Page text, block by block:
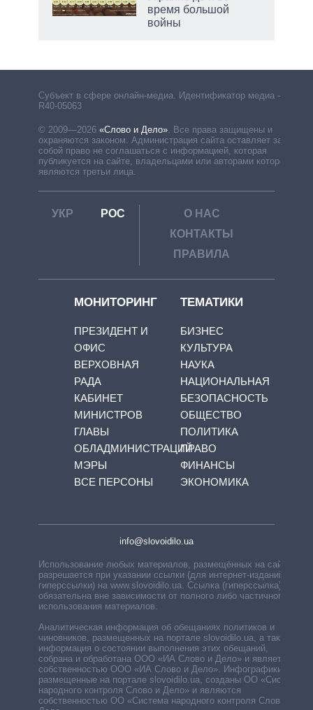
время большой
войны
Субъект в сфере онлайн-медиа. Идентификатор медиа –
R40-05063
© 2009—2026 «Слово и Дело». Все права защищены и
охраняются законом. Администрация сайта оставляет за
собой право не соглашаться с информацией, которая
публикуется на сайте, владельцами или авторами которой
являются третьи лица.
УКР РОС
О НАС
КОНТАКТЫ
ПРАВИЛА
МОНИТОРИНГ
ПРЕЗИДЕНТ И
ОФИС
ВЕРХОВНАЯ
РАДА
КАБИНЕТ
МИНИСТРОВ
ГЛАВЫ
ОБЛАДМИНИСТРАЦИЙ
МЭРЫ
ВСЕ ПЕРСОНЫ
ТЕМАТИКИ
БИЗНЕС
КУЛЬТУРА
НАУКА
НАЦИОНАЛЬНАЯ
БЕЗОПАСНОСТЬ
ОБЩЕСТВО
ПОЛИТИКА
ПРАВО
ФИНАНСЫ
ЭКОНОМИКА
info@slovoidilo.ua
Использование любых материалов, размещённых на сайте,
разрешается при указании ссылки (для интернет-изданий —
гиперссылки) на www.slovoidilo.ua. Ссылка (гиперссылка)
обязательна вне зависимости от полного либо частичного
использования материалов.
Аналитическая информация об обещаниях политиков и
чиновников, размещенных на портале slovoidilo.ua, а также
информация о состоянии выполнения этих обещаний,
собрана и обработана ООО «ИА Слово и Дело» и является
собственностью ООО «ИА Слово и Дело». Инфографики,
размещенные на портале slovoidilo.ua, созданы ОО «Система
народного контроля Слово и Дело» и являются
собственностью ОО «Система народного контроля Слово и